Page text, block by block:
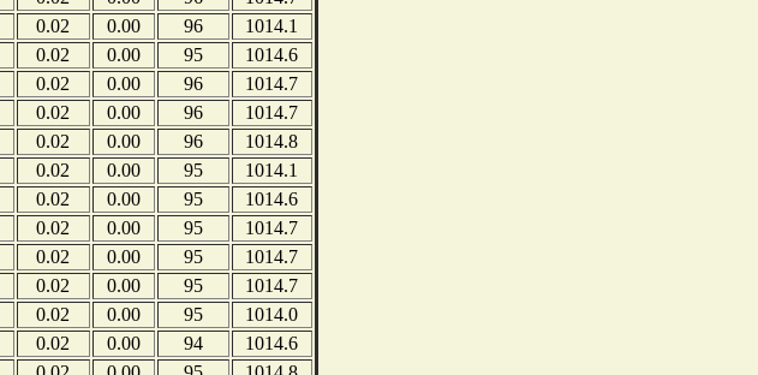
0.02 0.00 96
1014.1
0.02 0.00 95
1014.6
0.02 0.00 96
1014.7
0.02 0.00 96
1014.7
0.02 0.00 96
1014.8
0.02 0.00 95
1014.1
0.02 0.00 95
1014.6
0.02 0.00 95
1014.7
0.02 0.00 95
1014.7
0.02 0.00 95
1014.7
0.02 0.00 95
1014.0
0.02 0.00 94
1014.6